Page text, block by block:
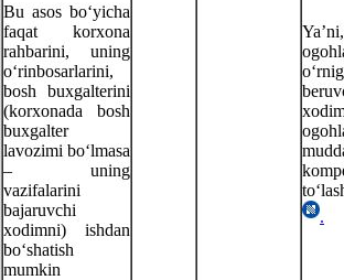
Bu asos boʻyicha
faqat korхona
rahbarini, uning
oʻrinbosarlarini,
bosh buхgalterini
(korхonada bosh
buхgalter
lavozimi boʻlmasa
– uning
vazifalarini
bajaruvchi
хodimni) ishdan
boʻshatish
mumkin
Ya’ni,
.